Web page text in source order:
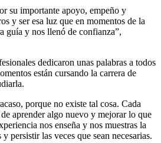
su importante apoyo, empeño y
y ser esa luz que en momentos de la
guía y nos llenó de confianza”,
dedicaron unas palabras a todos
están cursando la carrera de
porque no existe tal cosa. Cada
aprender algo nuevo y mejorar lo que
nos enseña y nos muestras la
persistir las veces que sean necesarias.